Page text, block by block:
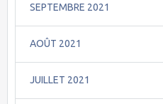
SEPTEMBRE 2021
AOÛT 2021
JUILLET 2021